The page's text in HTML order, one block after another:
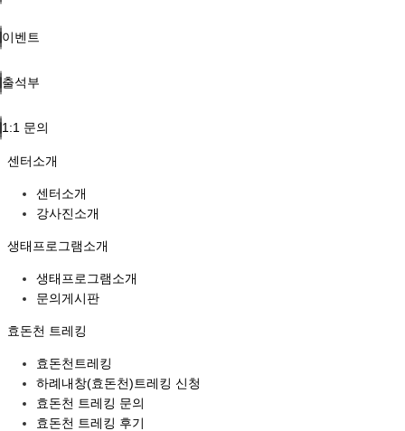
이벤트
출석부
1:1 문의
센터소개
센터소개
강사진소개
생태프로그램소개
생태프로그램소개
문의게시판
효돈천 트레킹
효돈천트레킹
하례내창(효돈천)트레킹 신청
효돈천 트레킹 문의
효돈천 트레킹 후기